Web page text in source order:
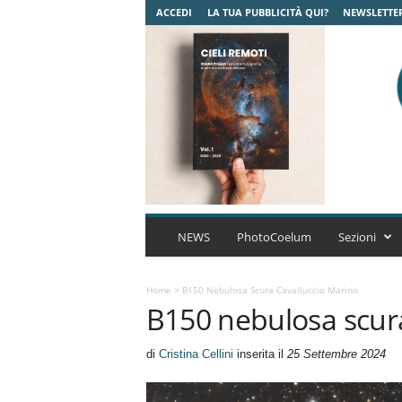
ACCEDI LA TUA PUBBLICITÀ QUI?
C
u
A
r
NEWS PhotoCoelum Sezioni
Home > B150 Nebulosa Scura Cavalluccio Marino
B150 nebulosa
di Cristina Cellini inserita il 25 Settembre 2024